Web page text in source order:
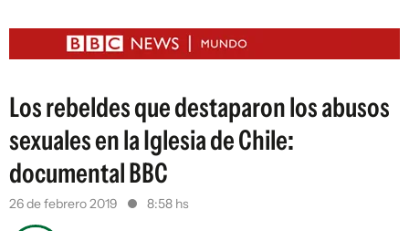
ESTADOS UNIDOS
Los rebeldes que destaparon los abusos
sexuales en la Iglesia de Chile:
documental BBC
26 de febrero 2019 8:58 hs